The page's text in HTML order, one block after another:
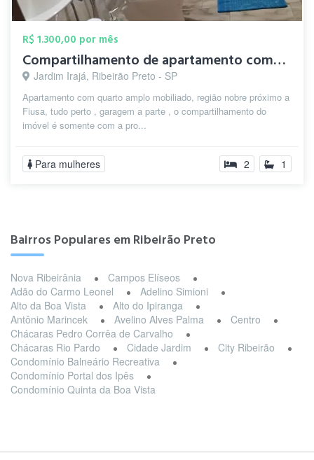
R$ 1.300,00 por mês
Compartilhamento de apartamento completo
Jardim Irajá, Ribeirão Preto - SP
Apartamento com quarto amplo mobiliado, região nobre próximo a
Fiusa, tudo perto , garagem a parte , o compartilhamento do
imóvel é somente com a pro...
Para mulheres 2 1
Bairros Populares em Ribeirão Preto
Nova Ribeirânia
Campos Elíseos
Adão do Carmo Leonel
Adelino Simioni
Alto da Boa Vista
Alto do Ipiranga
Antônio Marincek
Avelino Alves Palma
Centro
Chácaras Pedro Corrêa de Carvalho
Chácaras Rio Pardo
Cidade Jardim
City Ribeirão
Condomínio Balneário Recreativa
Condomínio Portal dos Ipês
Condomínio Quinta da Boa Vista